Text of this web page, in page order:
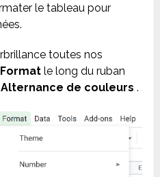
le tableau pour
toutes nos
Format le long du ruban
Alternance de couleurs .